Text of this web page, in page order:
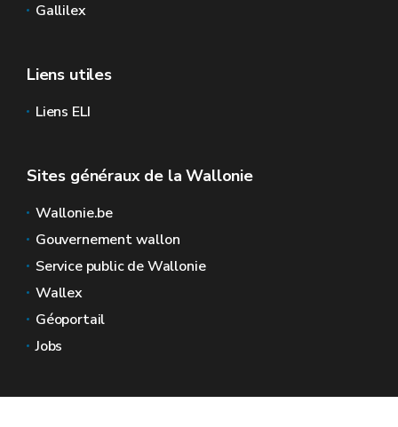
Gallilex
Liens utiles
Liens ELI
Sites généraux de la Wallonie
Wallonie.be
Gouvernement wallon
Service public de Wallonie
Wallex
Géoportail
Jobs